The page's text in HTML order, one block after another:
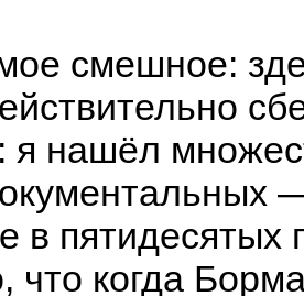
смешное:
я нашёл
в пятидесятых
что когда